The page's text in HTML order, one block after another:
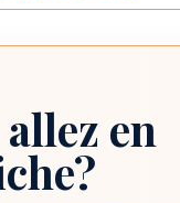
voyage TripZen